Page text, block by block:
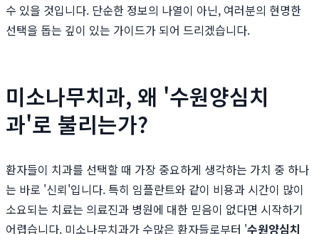
수 있을 것입니다. 단순한 정보의 나열이 아닌, 여러분의 현명한
선택을 돕는 깊이 있는 가이드가 되어 드리겠습니다.
미소나무치과, 왜 '수원양심치
과'로 불리는가?
환자들이 치과를 선택할 때 가장 중요하게 생각하는 가치 중 하나
는 바로 '신뢰'입니다. 특히 임플란트와 같이 비용과 시간이 많이
소요되는 치료는 의료진과 병원에 대한 믿음이 없다면 시작하기
어렵습니다. 미소나무치과가 수많은 환자들로부터 '수원양심치